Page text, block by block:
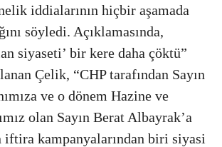
iddialarının hiçbir aşamada
söyledi. Açıklamasında,
siyaseti’ bir kere daha çöktü”
Çelik, “CHP tarafından Sayın
ve o dönem Hazine ve
olan Sayın Berat Albayrak’a
kampanyalarından biri siyasi